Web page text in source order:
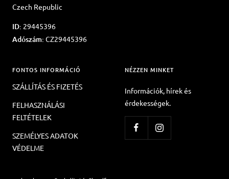
Czech Republic
ID: 29445396
Adószám: CZ29445396
FONTOS INFORMÁCIÓ
SZÁLLÍTÁS ÉS FIZETÉS
FELHASZNÁLÁSI
FELTÉTELEK
SZEMÉLYES ADATOK
VÉDELME
NÉZZEN MINKET
Információk, hírek és
érdekességek.